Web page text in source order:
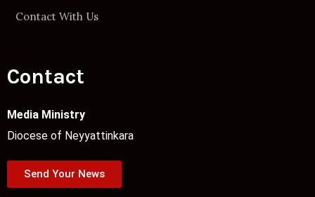
Contact With Us
Contact
Media Ministry
Diocese of Neyyattinkara
Send Your News